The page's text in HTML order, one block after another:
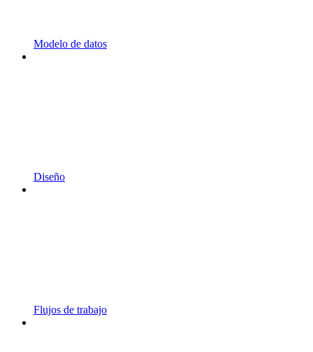
Modelo de datos
Diseño
Flujos de trabajo